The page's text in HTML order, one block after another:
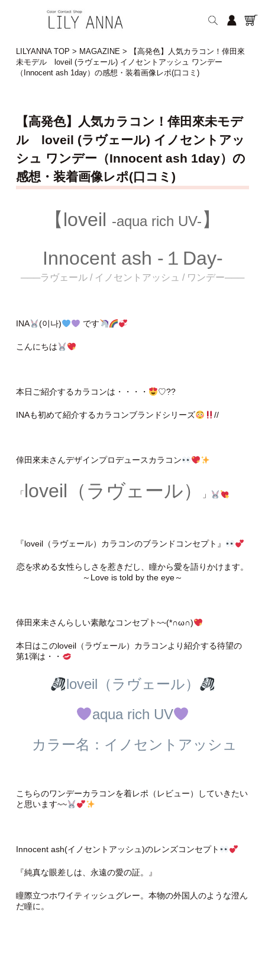
LILYANNA TOP > MAGAZINE>
【高発色】人気カラコン！倖田來
未モデル loveil (ラヴェール) イノセントアッシュ ワンデー
（Innocent ash 1day）の感想・装着画像レポ(口コミ)
【高発色】人気カラコン！倖田來未モデ
ル loveil (ラヴェール) イノセントアッ
シュ ワンデー（Innocent ash 1day）の
感想・装着画像レポ(口コミ)
【loveil -aqua rich UV- 】
Innocent ash -１Day-
───ラヴェール / イノセントアッシュ / ワンデー───
INA (이나) です
こんにちは
本日ご紹介するカラコンは・・・・ ♡??
INAも初めて紹介するカラコンブランドシリーズ //
倖田來未さんデザインプロデュースカラコン
「 loveil （ラヴェール） 」
『loveil（ラヴェール）カラコンのブランドコンセプト』
恋を求める女性らしさを惹きだし、瞳から愛を語りかけます。
～Love is told by the eye～
倖田來未さんらしい素敵なコンセプト~~(*∩ω∩)
本日はこのloveil（ラヴェール）カラコンより紹介する待望の
第1弾は・・
loveil（ラヴェール）
aqua rich UV
カラー名：イノセントアッシュ
こちらのワンデーカラコンを着レポ（レビュー）していきたい
と思います~~
Innocent ash(イノセントアッシュ)のレンズコンセプト
『純真な眼差しは、永遠の愛の証。』
瞳際立つホワイティッシュグレー。本物の外国人のような澄ん
だ瞳に。